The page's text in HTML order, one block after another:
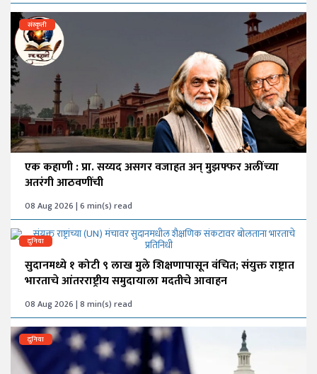
संस्कृती
एक कहाणी : प्रा. सय्यद असगर वजाहत अन् मुझफ्फर अलींच्या
अतरंगी आठवणींची
08 Aug 2026 | 6 min(s) read
दुनिया
सुदानमध्ये १ कोटी ९ लाख मुले शिक्षणापासून वंचित; संयुक्त राष्ट्रात
भारताचे आंतरराष्ट्रीय समुदायाला मदतीचे आवाहन
08 Aug 2026 | 8 min(s) read
दुनिया